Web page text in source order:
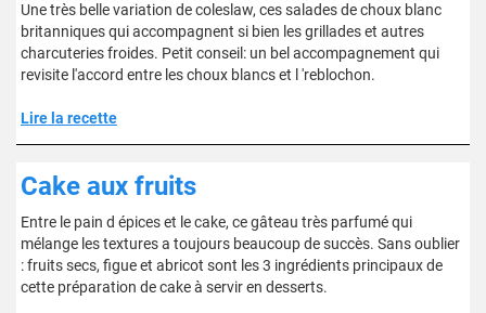
Une très belle variation de coleslaw, ces salades de choux blanc
britanniques qui accompagnent si bien les grillades et autres
charcuteries froides. Petit conseil: un bel accompagnement qui
revisite l'accord entre les choux blancs et l 'reblochon.
Lire la recette
Cake aux fruits
Entre le pain d épices et le cake, ce gâteau très parfumé qui
mélange les textures a toujours beaucoup de succès. Sans oublier
: fruits secs, figue et abricot sont les 3 ingrédients principaux de
cette préparation de cake à servir en desserts.